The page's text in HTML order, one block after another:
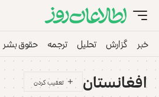
خبر گزارش تحلیل ترجمه حقوق بشر
افغانستان